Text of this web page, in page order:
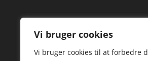
Vi bruger cookies
Vi bruger cookies til at forbedre
Forside